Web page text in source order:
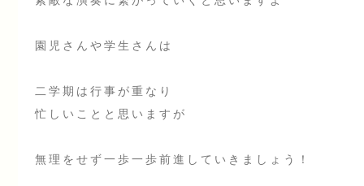
園児さんや学生さんは
二学期は行事が重なり
忙しいことと思いますが
無理をせず一歩一歩前進していきましょう！